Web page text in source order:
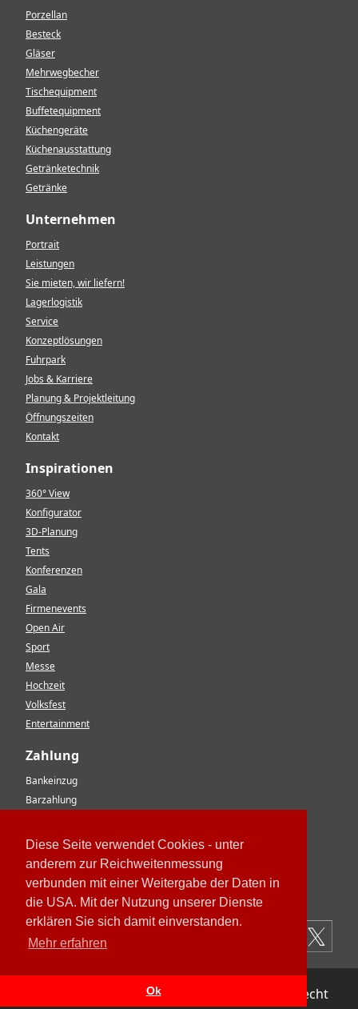
Diese Seite verwendet Cookies - unter
anderem zur Reichweitenmessung
verbunden mit einer Weitergabe der Daten in
die USA. Mit der Nutzung unserer Dienste
erklären Sie sich damit einverstanden.
Mehr erfahren
Ok
Porzellan
Besteck
Gläser
Mehrwegbecher
Tischequipment
Buffetequipment
Küchengeräte
Küchenausstattung
Getränketechnik
Getränke
Unternehmen
Portrait
Leistungen
Sie mieten, wir liefern!
Lagerlogistik
Service
Konzeptlösungen
Fuhrpark
Jobs & Karriere
Planung & Projektleitung
Öffnungszeiten
Kontakt
Inspirationen
360° View
Konfigurator
3D-Planung
Tents
Konferenzen
Gala
Firmenevents
Open Air
Sport
Messe
Hochzeit
Volksfest
Entertainment
Zahlung
Bankeinzug
Barzahlung
EC-Karte
Kreditkarte
Rechnung
Paypal
Datenschutz Widerrufsrecht